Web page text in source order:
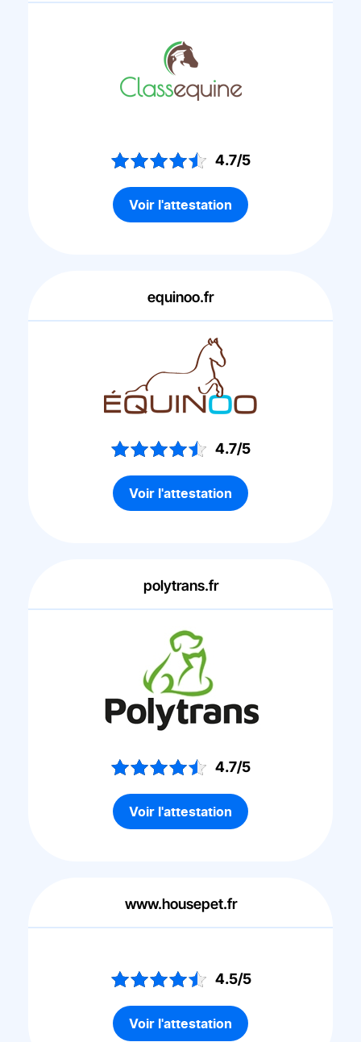
4.7/5
Voir l'attestation
equinoo.fr
4.7/5
Voir l'attestation
polytrans.fr
4.7/5
Voir l'attestation
www.housepet.fr
4.5/5
Voir l'attestation